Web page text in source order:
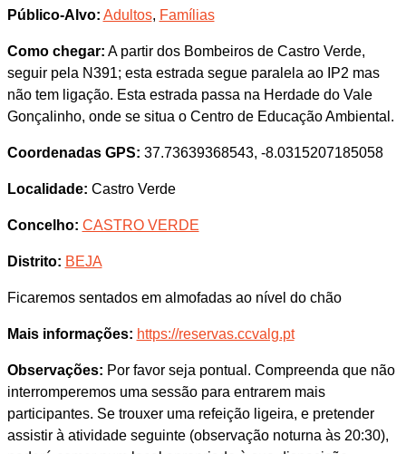
Público-Alvo: Adultos, Famílias
Como chegar: A partir dos Bombeiros de Castro Verde,
seguir pela N391; esta estrada segue paralela ao IP2 mas
não tem ligação. Esta estrada passa na Herdade do Vale
Gonçalinho, onde se situa o Centro de Educação Ambiental.
Coordenadas GPS: 37.73639368543, -8.0315207185058
Localidade: Castro Verde
Concelho: CASTRO VERDE
Distrito: BEJA
Ficaremos sentados em almofadas ao nível do chão
Mais informações: https://reservas.ccvalg.pt
Observações: Por favor seja pontual. Compreenda que não
interromperemos uma sessão para entrarem mais
participantes. Se trouxer uma refeição ligeira, e pretender
assistir à atividade seguinte (observação noturna às 20:30),